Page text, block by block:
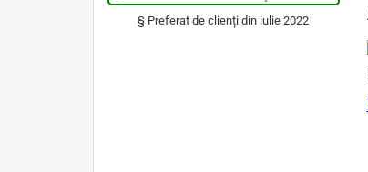
§ Preferat de clienți din iulie 2022
Avocat Specializat în Drept Civil • Avocat Specializat în Dreptul Familiei •